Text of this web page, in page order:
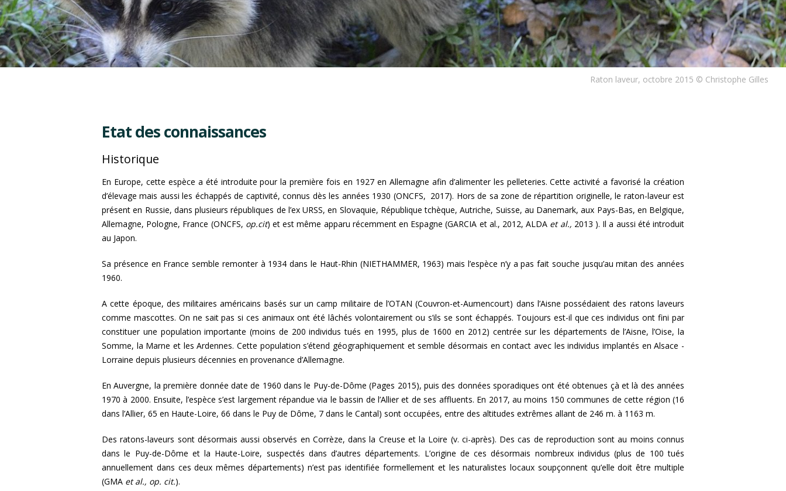
Raton laveur, octobre 2015 © Christophe Gilles
Etat des connaissances
Historique
En Europe, cette espèce a été introduite pour la première fois en 1927 en Allemagne afin d’alimenter les pelleteries. Cette activité a favorisé la création
d’élevage mais aussi les échappés de captivité, connus dès les années 1930 (ONCFS, 2017). Hors de sa zone de répartition originelle, le raton-laveur est
présent en Russie, dans plusieurs républiques de l’ex URSS, en Slovaquie, République tchèque, Autriche, Suisse, au Danemark, aux Pays-Bas, en Belgique,
Allemagne, Pologne, France (ONCFS, op.cit) et est même apparu récemment en Espagne (GARCIA et al., 2012, ALDA et al., 2013 ). Il a aussi été introduit
au Japon.
Sa présence en France semble remonter à 1934 dans le Haut-Rhin (NIETHAMMER, 1963) mais l’espèce n’y a pas fait souche jusqu’au mitan des années
1960.
A cette époque, des militaires américains basés sur un camp militaire de l’OTAN (Couvron-et-Aumencourt) dans l’Aisne possédaient des ratons laveurs
comme mascottes. On ne sait pas si ces animaux ont été lâchés volontairement ou s’ils se sont échappés. Toujours est-il que ces individus ont fini par
constituer une population importante (moins de 200 individus tués en 1995, plus de 1600 en 2012) centrée sur les départements de l’Aisne, l’Oise, la
Somme, la Marne et les Ardennes. Cette population s’étend géographiquement et semble désormais en contact avec les individus implantés en Alsace -
Lorraine depuis plusieurs décennies en provenance d’Allemagne.
En Auvergne, la première donnée date de 1960 dans le Puy-de-Dôme (Pages 2015), puis des données sporadiques ont été obtenues çà et là des années
1970 à 2000. Ensuite, l’espèce s’est largement répandue via le bassin de l’Allier et de ses affluents. En 2017, au moins 150 communes de cette région (16
dans l’Allier, 65 en Haute-Loire, 66 dans le Puy de Dôme, 7 dans le Cantal) sont occupées, entre des altitudes extrêmes allant de 246 m. à 1163 m.
Des ratons-laveurs sont désormais aussi observés en Corrèze, dans la Creuse et la Loire (v. ci-après). Des cas de reproduction sont au moins connus
dans le Puy-de-Dôme et la Haute-Loire, suspectés dans d’autres départements. L’origine de ces désormais nombreux individus (plus de 100 tués
annuellement dans ces deux mêmes départements) n’est pas identifiée formellement et les naturalistes locaux soupçonnent qu’elle doit être multiple
(GMA et al., op. cit.).